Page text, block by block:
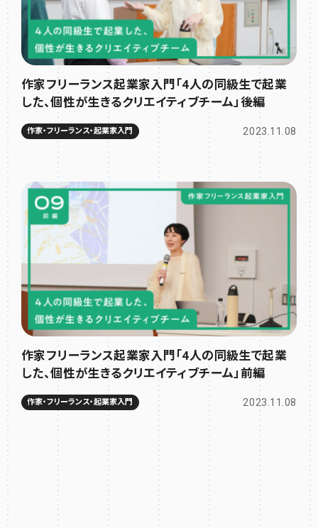
作家フリーランス起業家入門「4人の同級生で起業
した、個性が生きるクリエイティブチーム」後編
作家・フリーランス・起業家入門 2023.11.08
作家フリーランス起業家入門「4人の同級生で起業
した、個性が生きるクリエイティブチーム」前編
作家・フリーランス・起業家入門 2023.11.08